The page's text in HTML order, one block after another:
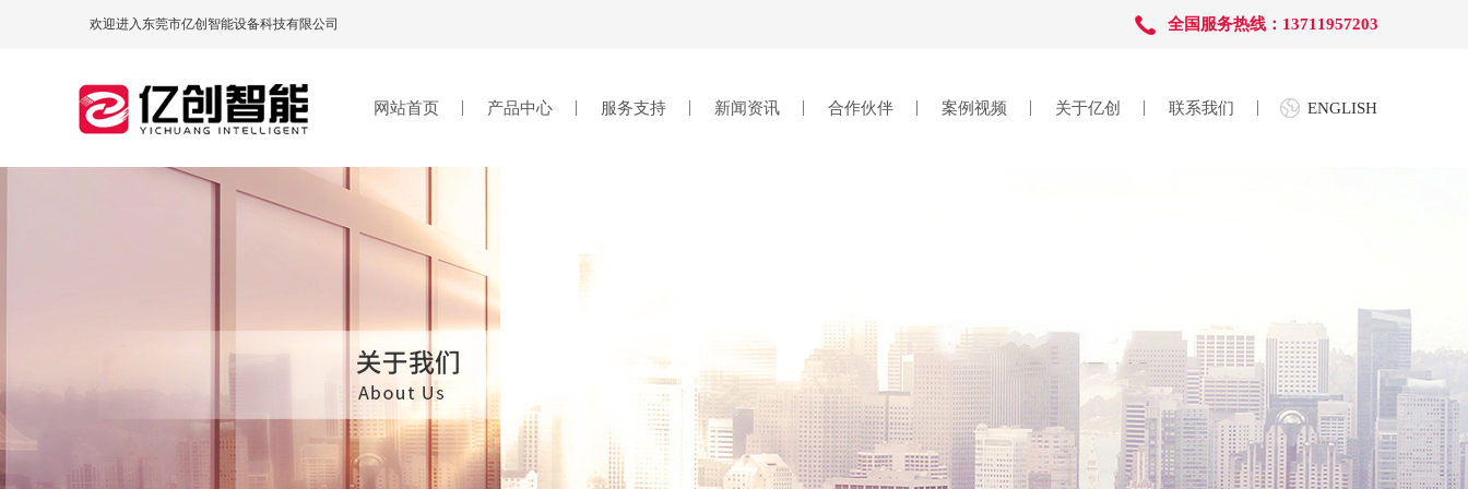
欢迎进入东莞市亿创智能设备科技有限公司 全国服务热线：13711957203
网站首页 产品中心 服务支持 新闻资讯 合作伙伴 案例视频 关于亿创 联系我们 ENGLISH